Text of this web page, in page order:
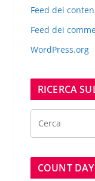
Feed dei
Feed dei
WordPress.org
RICERCA
COUNT DAY